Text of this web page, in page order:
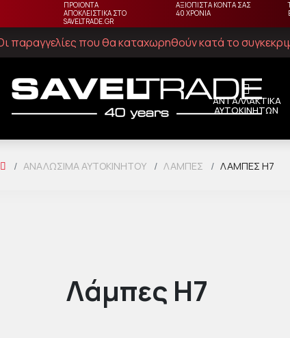
ΠΡΟΙΟΝΤΑ
ΑΠΟΚΛΕΙΣΤΙΚΑ ΣΤΟ
SAVELTRADE.GR
ΑΞΙΟΠΙΣΤΑ ΚΟΝΤΑ ΣΑΣ
40 ΧΡΟΝΙΑ
παραγγελίες που θα καταχωρηθούν κατά το
ΑΝΤΑΛΛΑΚΤΙΚΑ
ΑΥΤΟΚΙΝΗΤΩΝ
ΑΝΑΛΏΣΙΜΑ ΑΥΤΟΚΙΝΉΤΟΥ ΛΆΜΠΕΣ ΛΆΜΠΕΣ H7
Λάμπες H7